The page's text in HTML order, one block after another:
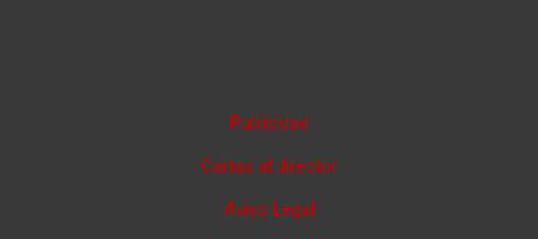
Publicidad
Cartas al director
Aviso Legal